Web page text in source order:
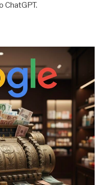
ChatGPT.